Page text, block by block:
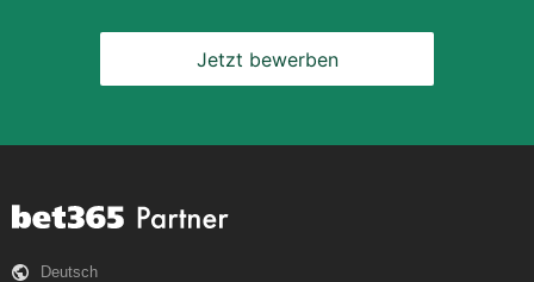
Jetzt bewerben
Deutsch